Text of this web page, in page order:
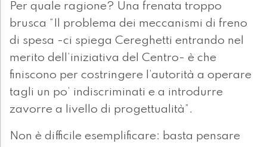
Per quale ragione? Una frenata troppo
brusca “Il problema dei meccanismi di freno
di spesa -ci spiega Cereghetti entrando nel
merito dell’iniziativa del Centro- è che
finiscono per costringere l’autorità a operare
tagli un po’ indiscriminati e a introdurre
zavorre a livello di progettualità”.
Non è difficile esemplificare: basta pensare